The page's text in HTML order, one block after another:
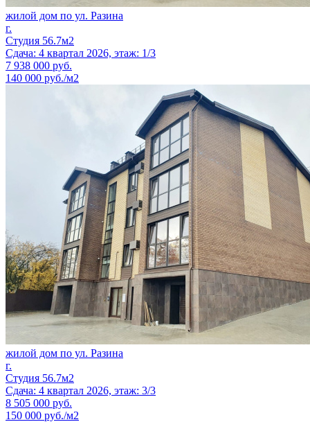
жилой дом по ул. Разина
г.
Студия 56.7м2
Сдача: 4 квартал 2026, этаж: 1/3
7 938 000 руб.
140 000 руб./м2
жилой дом по ул. Разина
г.
Студия 56.7м2
Сдача: 4 квартал 2026, этаж: 3/3
8 505 000 руб.
150 000 руб./м2